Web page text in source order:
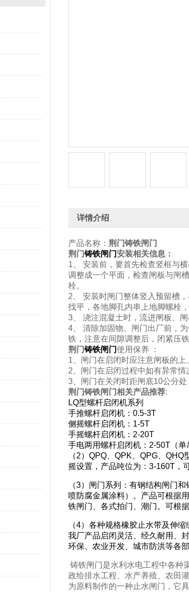
详情介绍
产品名称： 荆门铸铁闸门
荆门铸铁闸门安装相关信息：
1、 安装前，要首先检查竖框与
调整成一个平面，检查闸板与闸
栓。
2、 安装时闸门整体竖入预留槽
找平，各地脚孔内串上地脚螺栓
3、 浇注混凝土时，流进闸板、
4、 清除加固物。闸门出厂前，
铁，注意在间隙调整后，闭紧压
荆门铸铁闸门使用保养 ：
1、闸门在启闭时应注意闸板的
2、闸门在启闭过程中如有异常
3、闸门在关闭时距闸底10公分
荆门铸铁闸门相关产品推荐:
LQ型螺杆启闭机系列
手推螺杆启闭机：0.5-3T
侧摇螺杆启闭机：1-5T
手摇螺杆启闭机：2-20T
手电两用螺杆启闭机：2-50T（单
（2）QPQ、QPK、QPG、
摇设置，产品吨位为：3-160T，
（3）闸门系列：有钢结构闸门
喷防腐金属涂料）。产品可根据
铁闸门、各式拍门、潮门。可根
（4）各种规格橡胶止水带及伸
我厂产品启闭灵活、经久耐用、
环保、农业开发、城市防洪等各
铸铁闸门是水利水电工程中各种
政给排水工程、水产养殖、农田
为原料制作的一种止水闸门，它